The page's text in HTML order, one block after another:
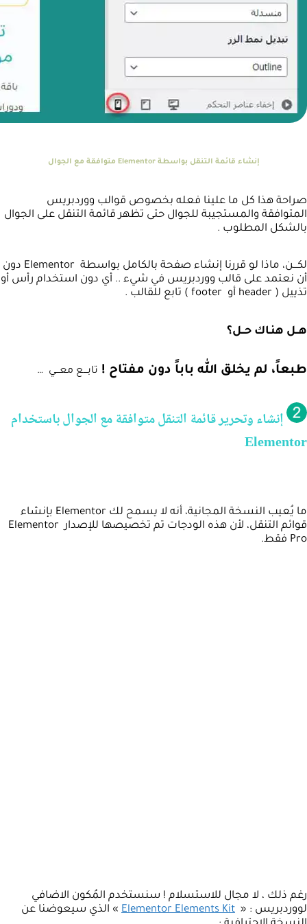
إنشاء قائمة التنقل بواسطة Elementor متوافقة مع الجوال
صراحة هذا كل ما علينا فعله بخصوص قوالب ووردبريس
المتوافقة والمستجيبة للجوال حتى تظهر قائمة التنقل على الجوال
بالشكل المطلوب .
لكـــن، ماذا لو قررنا إنشاء صفحة بالكامل بواسطة Elementor دون
أن نعتمد على قالب ووردبريس في شيء .. أي دون استخدام رأس أو
تذييل ( header أو footer ) تابع للقالب .
هــل هنـاك حــل؟
طبعاً، لم يخلق الله باباً دون مفتاح ! تابـــع معـــي …
إنشاء وتحرير قائمة التنقل متوافقة مع الجوال باستخدام
Elementor
ما يُعيب النسخة المجانية، أنه لا يسمح لك Elementor بإنشاء
قوائم التنقل، لأن هذه الودجات تم تخصيصها للإصدار Elementor
Pro فقط.
رغم ذلك ، لا مجال للاستسلام ! سنستخدم المُكون الاضافي
لووردبريس : « Elementor Elements Kit » الذي سيعوضنا عن